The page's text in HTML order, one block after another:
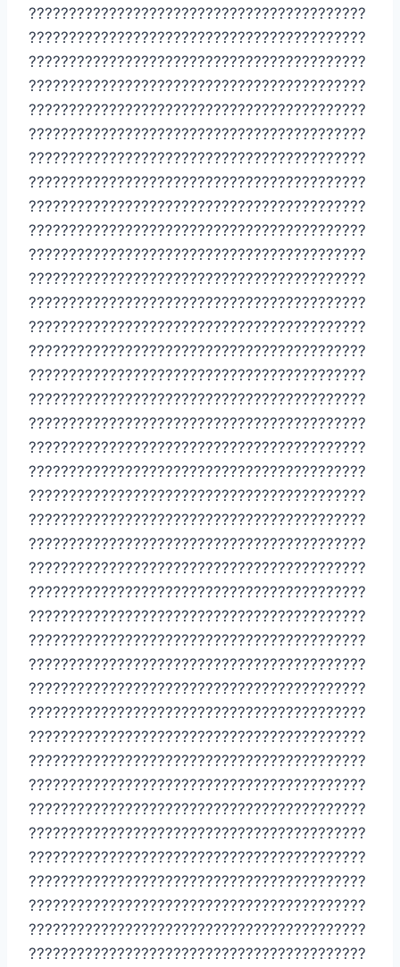
??????????????????????????????????????????
??????????????????????????????????????????
??????????????????????????????????????????
??????????????????????????????????????????
??????????????????????????????????????????
??????????????????????????????????????????
??????????????????????????????????????????
??????????????????????????????????????????
??????????????????????????????????????????
??????????????????????????????????????????
??????????????????????????????????????????
??????????????????????????????????????????
??????????????????????????????????????????
??????????????????????????????????????????
??????????????????????????????????????????
??????????????????????????????????????????
??????????????????????????????????????????
??????????????????????????????????????????
??????????????????????????????????????????
??????????????????????????????????????????
??????????????????????????????????????????
??????????????????????????????????????????
??????????????????????????????????????????
??????????????????????????????????????????
??????????????????????????????????????????
??????????????????????????????????????????
??????????????????????????????????????????
??????????????????????????????????????????
??????????????????????????????????????????
??????????????????????????????????????????
??????????????????????????????????????????
??????????????????????????????????????????
??????????????????????????????????????????
??????????????????????????????????????????
??????????????????????????????????????????
??????????????????????????????????????????
??????????????????????????????????????????
??????????????????????????????????????????
??????????????????????????????????????????
??????????????????????????????????????????